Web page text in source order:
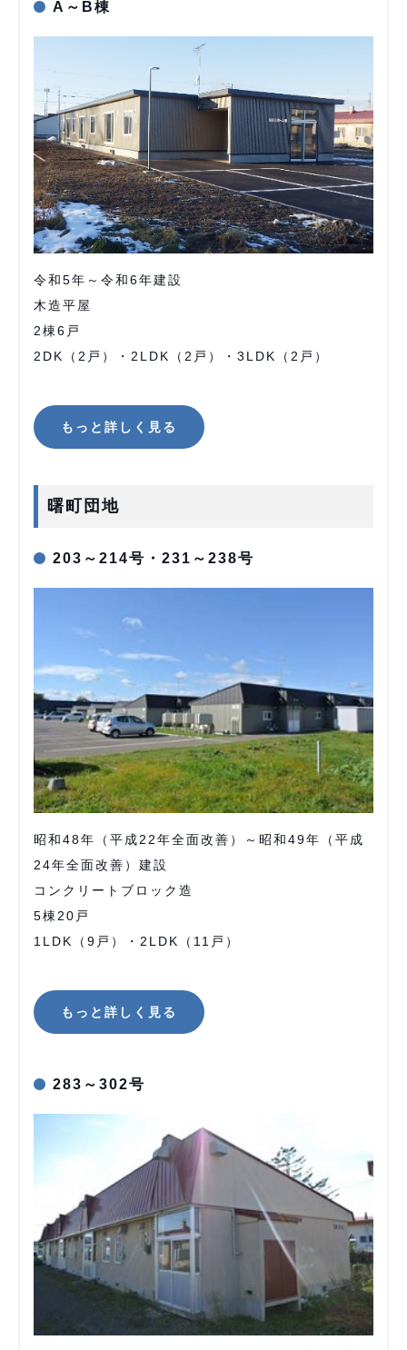
A～B棟
令和5年～令和6年建設
木造平屋
2棟6戸
2DK（2戸）・2LDK（2戸）・3LDK（2戸）
もっと詳しく見る
曙町団地
203～214号・231～238号
昭和48年（平成22年全面改善）～昭和49年（平成
24年全面改善）建設
コンクリートブロック造
5棟20戸
1LDK（9戸）・2LDK（11戸）
もっと詳しく見る
283～302号